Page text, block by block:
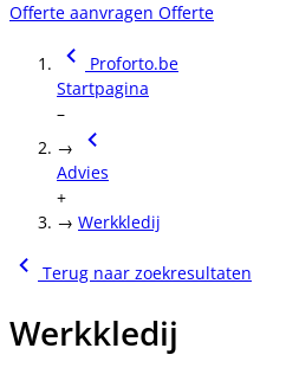
Offerte aanvragen Offerte
Proforto.be
Startpagina
–
→
Advies
+
→ Werkkledij
Terug naar zoekresultaten
Werkkledij